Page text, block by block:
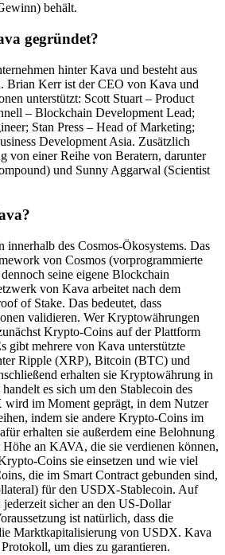
behält.
gegründet?
hinter Kava und besteht aus
Brian Kerr ist der CEO von Kava und
unterstützt: Scott Stuart – Product
– Blockchain Development Lead;
Stan Press – Head of Marketing;
Development Asia. Zusätzlich
von einer Reihe von Beratern, darunter
und Sunny Aggarwal (Scientist
des Cosmos-Ökosystems. Das
von Cosmos (vorprogrammierte
seine eigene Blockchain
von Kava arbeitet nach dem
of Stake. Das bedeutet, dass
validieren. Wer Kryptowährungen
Krypto-Coins auf der Plattform
gibt mehrere von Kava unterstützte
Ripple (XRP), Bitcoin (BTC) und
erhalten sie Kryptowährung in
es sich um den Stablecoin des
im Moment geprägt, in dem Nutzer
indem sie andere Krypto-Coins im
erhalten sie außerdem eine Belohnung
an KAVA, die sie verdienen können,
Coins sie einsetzen und wie viel
die im Smart Contract gebunden sind,
für den USDX-Stablecoin. Auf
sicher an den US-Dollar
ist natürlich, dass die
Marktkapitalisierung von USDX. Kava
um dies zu garantieren.